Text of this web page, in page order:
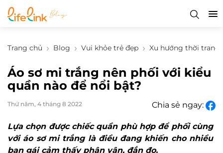
Trang chủ Blog Vui khỏe trẻ đẹp Xu hướng thời trang
Áo sơ mi trắng nên phối với kiểu
quần nào để nổi bật?
Thứ năm, 4 tháng 8 2022 Chia sẻ ngay:
Lựa chọn được chiếc quần phù hợp để phối cùng
với áo sơ mi trắng là điều đang khiến cho nhiều
bạn gái cảm thấy phân vân, đắn đo.